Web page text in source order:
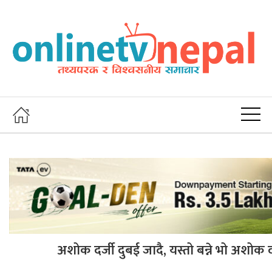
अशोक दर्जी दुबई जादै, यस्तो बन्ने भो अशोक